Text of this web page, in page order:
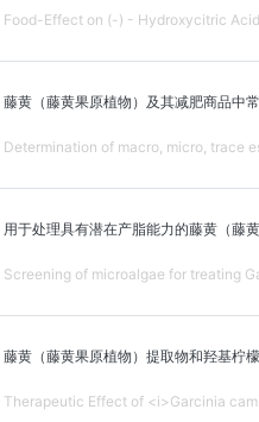
Food-Effect on (-) - Hydroxycitric
藤黄（藤黄果原植物）及其减肥商品中
Determination of macro, micro, trace
用于处理具有潜在产脂能力的藤黄（藤
Screening of microalgae for treating
藤黄（藤黄果原植物）提取物和羟基柠
Therapeutic Effect of <i>Garcinia